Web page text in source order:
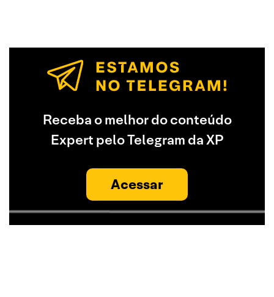
Receba o melhor do conteúdo
Expert pelo Telegram da XP
Acessar